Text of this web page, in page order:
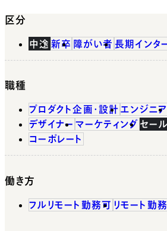
区分
中途 新卒 障がい者 長期インタ
職種
プロダクト企画・設計 エンジニア
デザイナー マーケティング セー
コーポレート
働き方
フルリモート勤務可 リモート勤